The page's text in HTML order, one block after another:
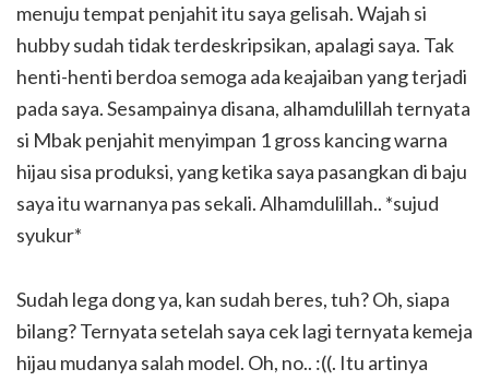
menuju tempat penjahit itu saya gelisah. Wajah si
hubby sudah tidak terdeskripsikan, apalagi saya. Tak
henti-henti berdoa semoga ada keajaiban yang terjadi
pada saya. Sesampainya disana, alhamdulillah ternyata
si Mbak penjahit menyimpan 1 gross kancing warna
hijau sisa produksi, yang ketika saya pasangkan di baju
saya itu warnanya pas sekali. Alhamdulillah.. *sujud
syukur*
Sudah lega dong ya, kan sudah beres, tuh? Oh, siapa
bilang? Ternyata setelah saya cek lagi ternyata kemeja
hijau mudanya salah model. Oh, no.. :((. Itu artinya